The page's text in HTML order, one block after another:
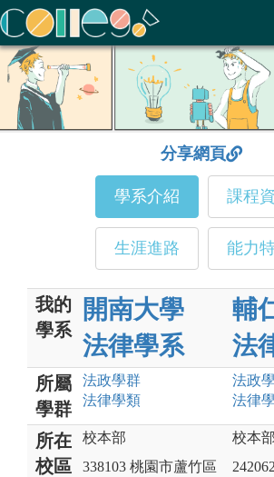
ColleGo! 大學選才與高中育才輔助系統
分享網頁
學系介紹 課程
生涯進路 能力
我的
學系
開南大學
法律學系
輔
法
所屬
學群
法政學群
法律學類
法政
法律
所在
校區
校本部
338103 桃園市蘆竹區
校本部